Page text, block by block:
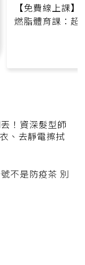
【免費線上課
燃脂體育課：超
！資深髮型師
、去靜電擦拭
不是防疫茶 別